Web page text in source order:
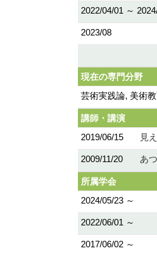
2022/04/01 ～
2023/08
現在の専門分野
芸術実践論, 美術
講師・講演
2019/06/15
見
2009/11/20 あ
所属学会
2024/05/23 ～
2022/06/01 ～
2017/06/02 ～